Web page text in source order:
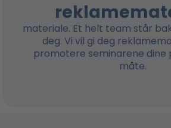
materiale. Et helt team står
deg. Vi vil gi deg
promotere seminarene dine
måte.